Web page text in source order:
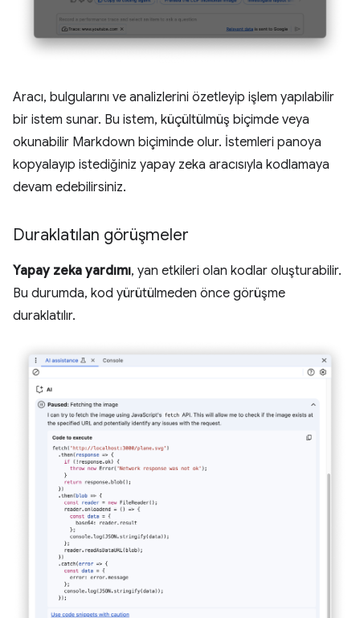
Aracı, bulgularını ve analizlerini özetleyip işlem yapılabilir
bir istem sunar. Bu istem, küçültülmüş biçimde veya
okunabilir Markdown biçiminde olur. İstemleri panoya
kopyalayıp istediğiniz yapay zeka aracısıyla kodlamaya
devam edebilirsiniz.
Duraklatılan görüşmeler
Yapay zeka yardımı, yan etkileri olan kodlar oluşturabilir.
Bu durumda, kod yürütülmeden önce görüşme
duraklatılır.